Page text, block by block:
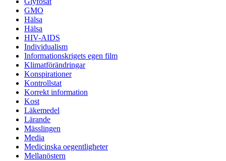
GMO
Hälsa
Hälsa
HIV-AIDS
Individualism
Informationskrigets egen film
Klimatförändringar
Konspirationer
Kontrollstat
Korrekt information
Kost
Läkemedel
Lärande
Mässlingen
Media
Medicinska oegentligheter
Mellanöstern